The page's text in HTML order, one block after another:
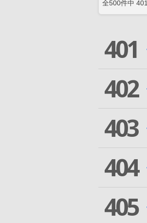
全500件中 401
401
402
403
404
405